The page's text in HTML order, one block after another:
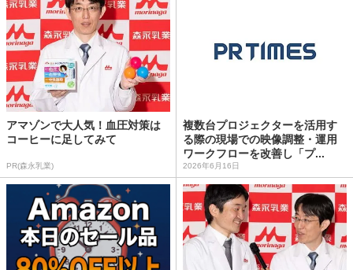
アマゾンで大人気！血圧対策は
コーヒーに足してみて
PR(森永乳業)
複数台プロジェクターを活用す
る際の現場での映像調整・運用
ワークフローを改善し「プ...
2026年6月16日